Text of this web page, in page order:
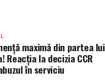
maximă din partea lui
Reacția la decizia CCR
în serviciu